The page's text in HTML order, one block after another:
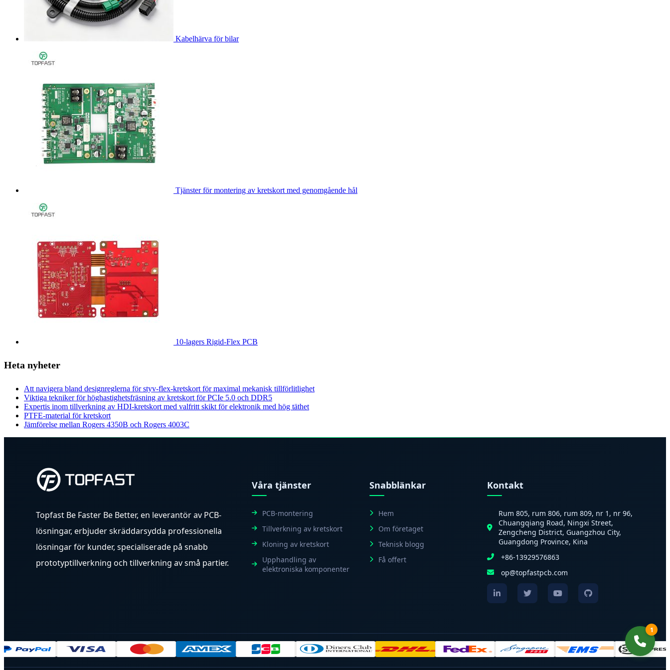
Kabelhärva för bilar
Tjänster för montering av kretskort med genomgående hål
10-lagers Rigid-Flex PCB
Heta nyheter
Att navigera bland designreglerna för styv-flex-kretskort för maximal mekanisk tillförlitlighet
Viktiga tekniker för höghastighetsfräsning av kretskort för PCIe 5.0 och DDR5
Expertis inom tillverkning av HDI-kretskort med valfritt skikt för elektronik med hög täthet
PTFE-material för kretskort
Jämförelse mellan Rogers 4350B och Rogers 4003C
Topfast Be Faster Be Better, en leverantör av PCB-
lösningar, erbjuder skräddarsydda professionella
lösningar för kunder, specialiserade på snabb
prototyptillverkning och tillverkning av små partier.
Våra tjänster
PCB-montering
Tillverkning av kretskort
Kloning av kretskort
Upphandling av
elektroniska komponenter
Snabblänkar
Hem
Om företaget
Teknisk blogg
Få offert
Kontakt
Rum 805, rum 806, rum 809, nr 1, nr 96,
Chuangqiang Road, Ningxi Street,
Zengcheng District, Guangzhou City,
Guangdong Province, Kina
+86-13929576863
op@topfastpcb.com
1